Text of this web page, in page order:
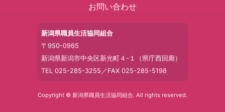
お問い合わせ
新潟県職員生活協同組合
〒950-0965
新潟県新潟市中央区新光町４-１（県庁西回廊）
TEL 025-285-3255／FAX 025-285-5198
Copyright © 新潟県職員生活協同組合. All rights reserved.